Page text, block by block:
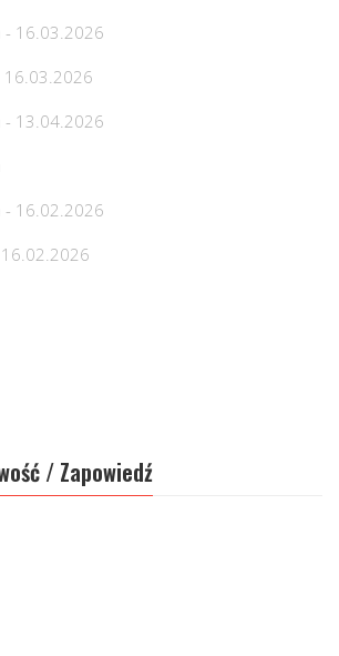
- 16.03.2026
16.03.2026
- 13.04.2026
- 16.02.2026
/ Zapowiedź